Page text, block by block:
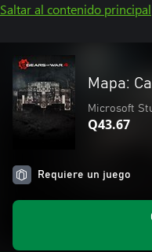
Saltar al contenido principal
Mapa:
Microsoft
Q43.67
Requiere un juego